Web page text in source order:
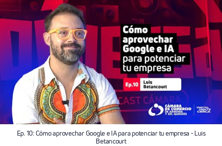
Ep. 10: Cómo aprovechar Google e IA para potenciar tu empresa - Luis
Betancourt